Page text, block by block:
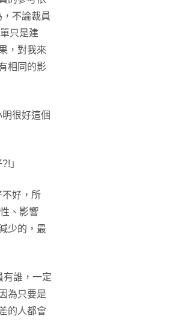
不論裁員
只是建
，對我來
相同的影
很好這個
」
不好，所
、影響
少的，最
有誰，一定
為只要是
的人都會